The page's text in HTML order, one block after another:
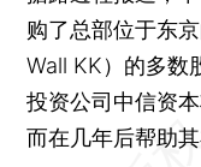
购了总部位于东
Wall KK）的多数
投资公司中信资
而在几年后帮助其